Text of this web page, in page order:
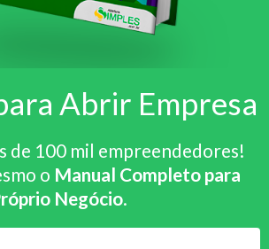
Abrir Empresa
de 100 mil empreendedores!
o Manual Completo para
Negócio.